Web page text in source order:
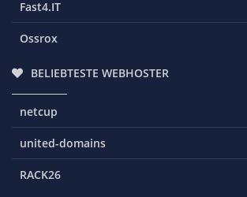
Fast4.IT
Ossrox
BELIEBTESTE WEBHOSTER
netcup
united-domains
RACK26